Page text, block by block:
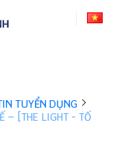
TUYỂN DỤNG
– [THE LIGHT - TỐ